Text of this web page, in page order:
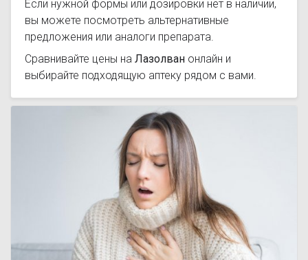
Если нужной формы или дозировки нет в наличии,
вы можете посмотреть альтернативные
предложения или аналоги препарата.
Сравнивайте цены на Лазолван онлайн и
выбирайте подходящую аптеку рядом с вами.